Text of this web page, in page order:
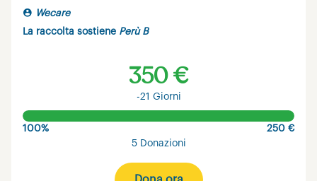
Wecare
La raccolta sostiene Perù B
350 €
-21 Giorni
100%
250 €
5 Donazioni